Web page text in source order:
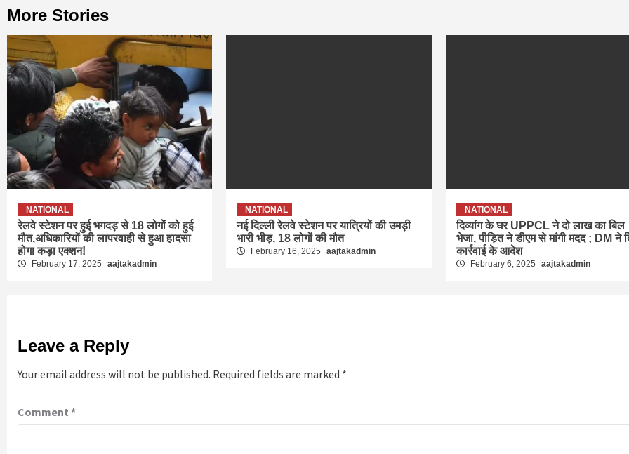
More Stories
NATIONAL
रेलवे स्टेशन पर हुई भगदड़ से 18 लोगों को हुई
मौत,अधिकारियों की लापरवाही से हुआ हादसा
होगा कड़ा एक्शन!
February 17, 2025 aajtakadmin
NATIONAL
नई दिल्ली रेलवे स्टेशन पर यात्रियों की उमड़ी
भारी भीड़, 18 लोगों की मौत
February 16, 2025 aajtakadmin
NATIONAL
दिव्यांग के घर UPPCL ने दो लाख का बिल
भेजा, पीड़ित ने डीएम से मांगी मदद ; DM ने
कार्रवाई के आदेश
February 6, 2025 aajtakadmin
Leave a Reply
Your email address will not be published. Required fields are marked *
Comment *